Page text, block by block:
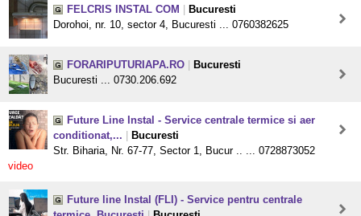
FELCRIS INSTAL COM
Bucuresti
Dorohoi, nr. 10, sector 4, Bucuresti ... 0760382625
FORARIPUTURIAPA.RO
Bucuresti
Bucuresti ... 0730.206.692
Future Line Instal - Service centrale termice si aer
conditionat,...
Bucuresti
Str. Biharia, Nr. 67-77, Sector 1, Bucur .. ... 0728873052
video
Future line Instal (FLI) - Service pentru centrale